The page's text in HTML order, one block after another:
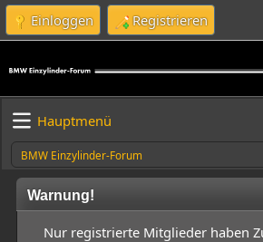
Einloggen Registrieren
Hauptmenü
BMW Einzylinder-Forum
Warnung!
Nur registrierte Mitglieder haben